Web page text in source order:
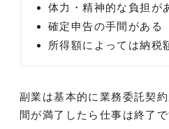
体力・精神的な負担が
確定申告の手間がある
所得額によっては納税
副業は基本的に業務委託契
間が満了したら仕事は終了で